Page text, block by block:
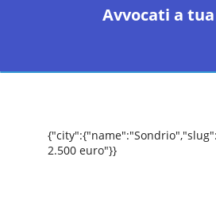
Avvocati a
2.500 euro"}}